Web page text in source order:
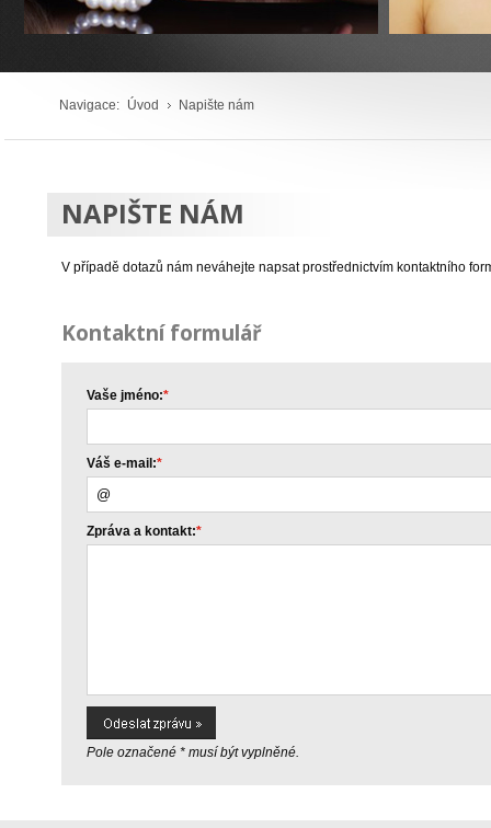
Navigace: Úvod Napište nám
NAPIŠTE NÁM
V případě dotazů nám neváhejte napsat prostřednictvím kontaktního
Kontaktní formulář
Vaše jméno:*
Váš e-mail:*
Zpráva a kontakt:*
Pole označené * musí být vyplněné.